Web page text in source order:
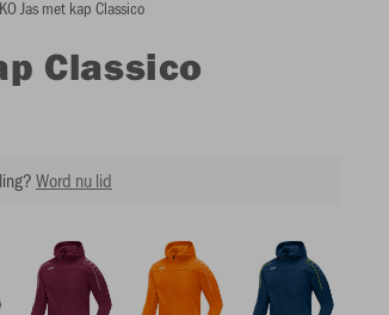
Jas met kap Classico
Classico
Word nu lid